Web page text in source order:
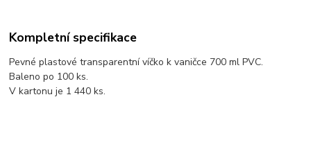
Kompletní specifikace
Pevné plastové transparentní víčko k vaničce 700 ml PVC.
Baleno po 100 ks.
V kartonu je 1 440 ks.